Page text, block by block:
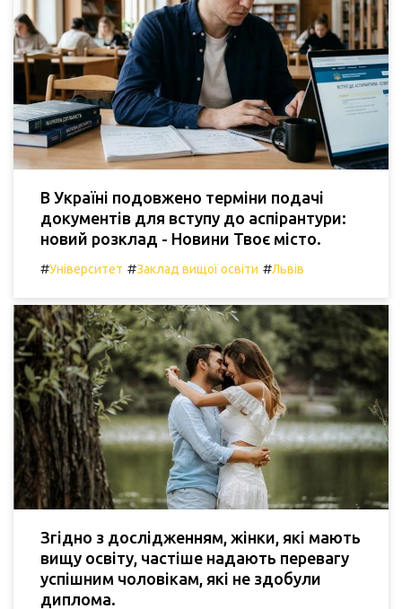
В Україні подовжено терміни подачі
документів для вступу до аспірантури:
новий розклад - Новини Твоє місто.
#Університет #Заклад вищої освіти #Львів
Згідно з дослідженням, жінки, які мають
вищу освіту, частіше надають перевагу
успішним чоловікам, які не здобули
диплома.